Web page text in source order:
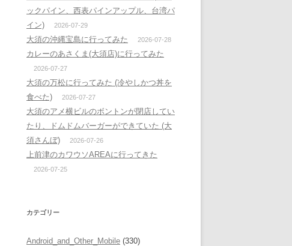
ックパイン、西表パインアップル、台湾パ
イン)
2026-07-29
大須の沖縄宝島に行ってみた 2026-07-28
カレーのあさくま(大須店)に行ってみた
2026-07-27
大須の万松に行ってみた (冷やしかつ丼を
食べた)
2026-07-27
大須のアメ横ビルのボントンが閉店してい
たり、ドムドムバーガーができていた (大
須さんぼ)
2026-07-26
上前津のカワウソAREAに行ってきた
2026-07-25
カテゴリー
Android_and_Other_Mobile (330)